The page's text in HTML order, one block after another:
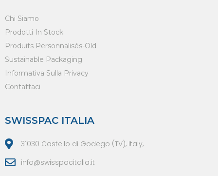
Chi Siamo
Prodotti In Stock
Produits Personnalisés-Old
Sustainable Packaging
Informativa Sulla Privacy
Contattaci
SWISSPAC ITALIA
31030 Castello di Godego (TV), Italy,
info@swisspacitalia.it